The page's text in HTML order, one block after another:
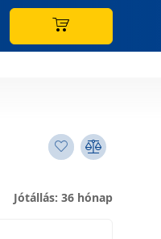
Jótállás: 36 hónap